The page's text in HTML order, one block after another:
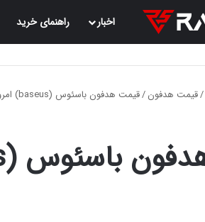
اخبار راهنمای خرید
/قیمت هدفون/قیمت هدفون باسئوس (baseus) امروز 16 مرداد 1405